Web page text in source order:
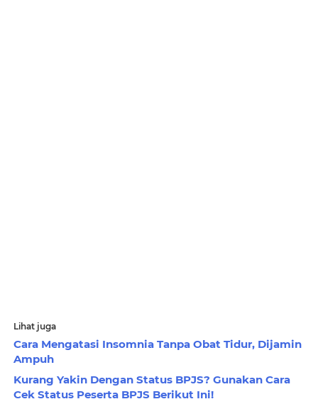
Lihat juga
Cara Mengatasi Insomnia Tanpa Obat Tidur, Dijamin
Ampuh
Kurang Yakin Dengan Status BPJS? Gunakan Cara
Cek Status Peserta BPJS Berikut Ini!